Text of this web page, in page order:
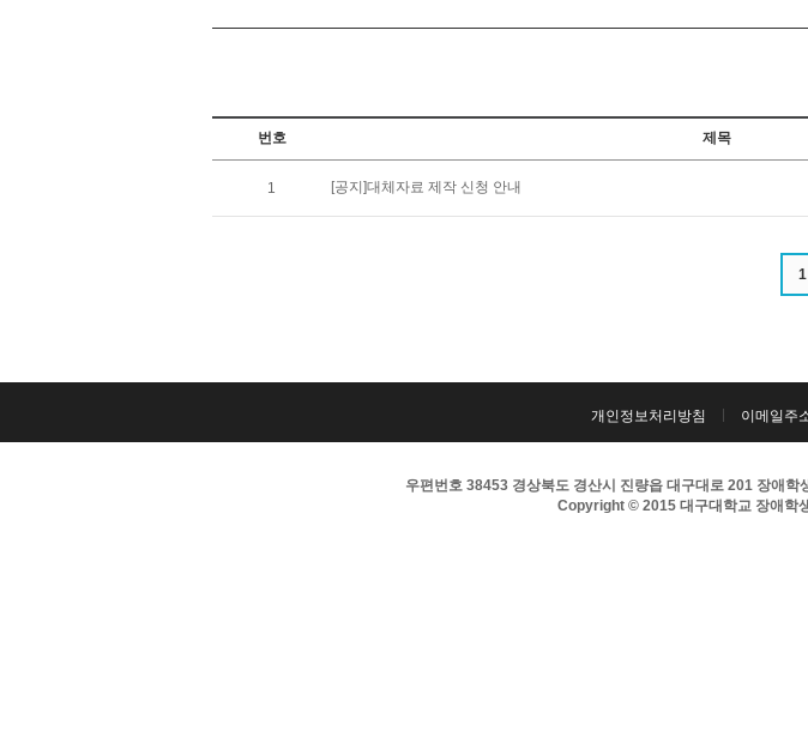
번호 제목
1 [공지]대체자료 제작 신청 안내
1
개인정보처리방침 이메일주
우편번호 38453 경상북도 경산시 진량읍 대구대로 201 장애
Copyright © 2015 대구대학교 장애학